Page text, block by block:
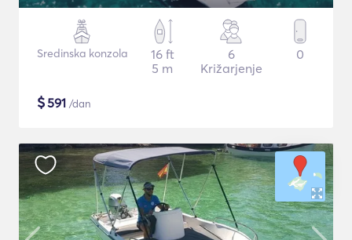
Sredinska konzola
16 ft
5 m
6
Križarjenje
0
$591 /dan